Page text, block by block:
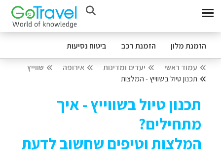
הזמנת מלון הזמנת רכב ביטוח נסיעות
עמוד ראשי יעדים ומדינות אירופה
שווייץ
תכנון טיול בשווייץ - המלצות
תכנון טיול בשווייץ - איך
מתחילים?
המלצות וטיפים שחשוב לדעת